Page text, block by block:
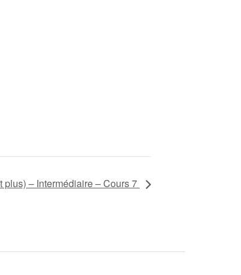
plus) – Intermédiaire – Cours 7